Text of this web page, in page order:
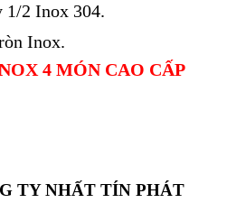
1/2 Inox 304.
Inox.
4 MÓN CAO CẤP
TY NHẤT TÍN PHÁT